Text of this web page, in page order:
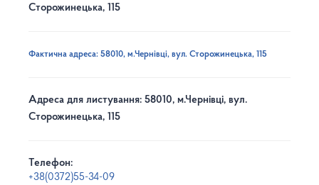
Сторожинецька, 115
Фактична адреса: 58010, м.Чернівці, вул. Сторожинецька, 115
Адреса для листування: 58010, м.Чернівці, вул.
Сторожинецька, 115
Телефон:
+38(0372)55-34-09